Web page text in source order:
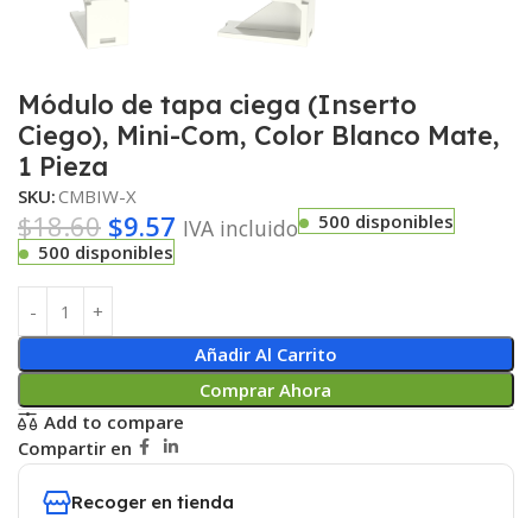
Módulo de tapa ciega (Inserto
Ciego), Mini-Com, Color Blanco Mate,
1 Pieza
SKU:CMBIW-X
$18.60 $9.57 IVA incluido
500 disponibles
500 disponibles
Añadir Al Carrito
Comprar Ahora
Add to compare
Compartir en
Recoger en tienda